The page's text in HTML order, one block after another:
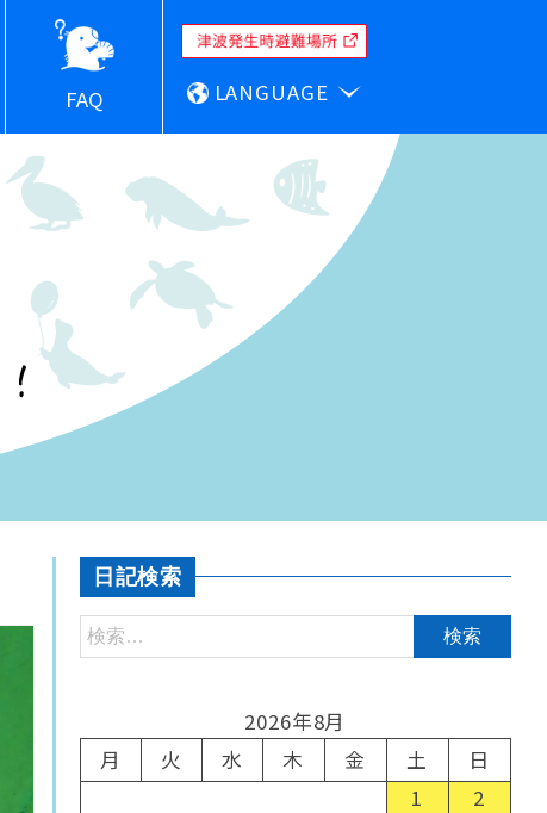
FAQ LANGUAGE
日記検索
2026年8月
月
火 水 木 金 土
日
1
2